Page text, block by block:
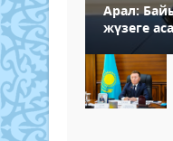
Арал:
жүзеге